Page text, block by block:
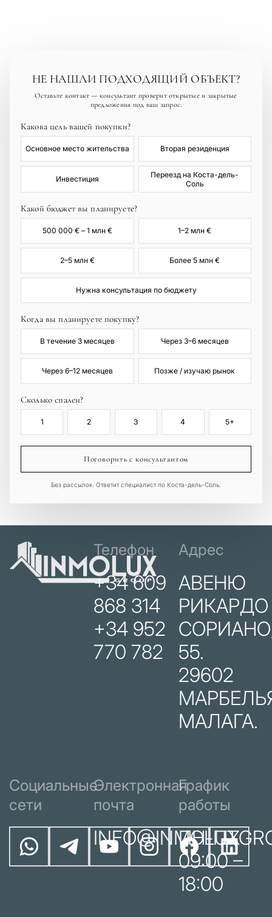
НЕ НАШЛИ ПОДХОДЯЩИЙ ОБЪЕКТ?
Оставьте контакт — консультант проверит открытые и закрытые
предложения под ваш запрос.
Какова цель вашей покупки?
Основное место жительства Вторая резиденция
Инвестиция
Переезд на Коста-дель-
Соль
Какой бюджет вы планируете?
500 000 € – 1 млн € 1–2 млн €
2–5 млн € Более 5 млн €
Нужна консультация по бюджету
Когда вы планируете покупку?
В течение 3 месяцев Через 3–6 месяцев
Через 6–12 месяцев Позже / изучаю рынок
Сколько спален?
1 2 3 4 5+
Поговорить с консультантом
Без рассылок. Ответит специалист по Коста-дель-Соль.
Телефон
+34 609
868 314
+34 952
770 782
Адрес
АВЕНЮ
РИКАРДО
55.
29602
МАЛАГА.
Социальные
сети
Электронная
почта
График
работы
ПН-ПТ
09:00 –
18:00